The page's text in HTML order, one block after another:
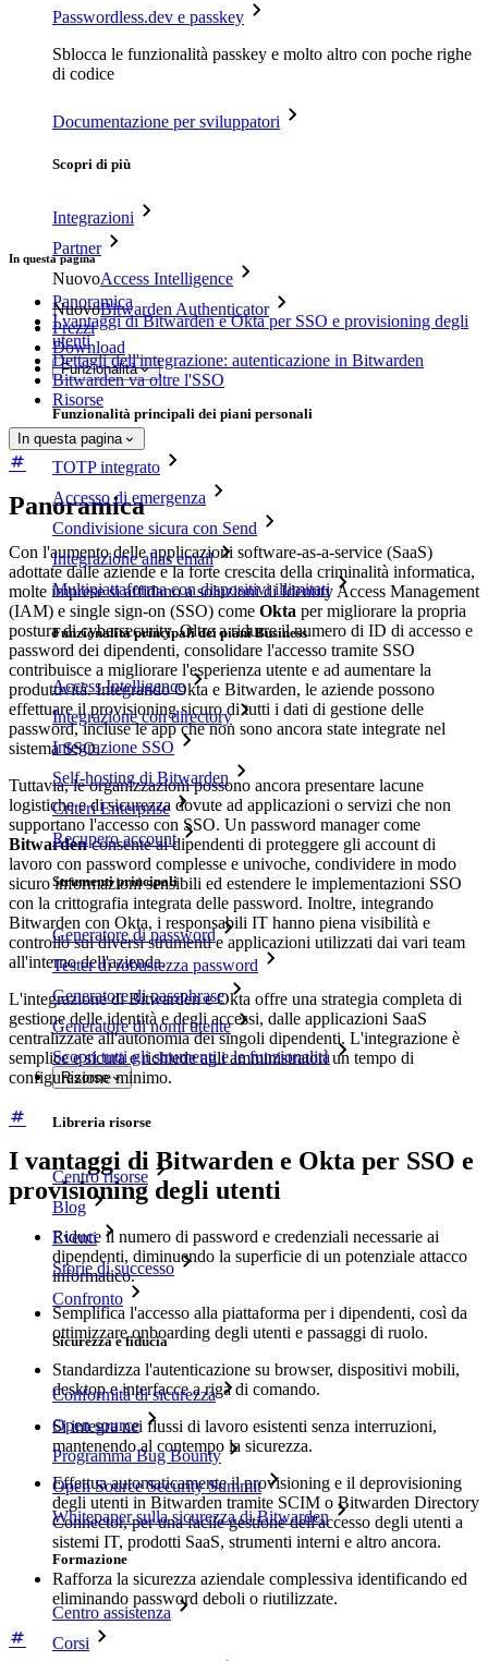
Passwordless.dev e passkey
Sblocca le funzionalità passkey e molto altro con poche righe
di codice
Documentazione per sviluppatori
Scopri di più
Integrazioni
Partner
NuovoAccess Intelligence
NuovoBitwarden Authenticator
Prezzi
Download
Funzionalità
Funzionalità principali dei piani personali
TOTP integrato
Accesso di emergenza
Condivisione sicura con Send
Integrazione alias email
Multipiattaforma con dispositivi illimitati
Funzionalità principali dei piani Business
Access Intelligence
Integrazione con directory
Integrazione SSO
Self-hosting di Bitwarden
Criteri Enterprise
Recupero account
Strumenti principali
Generatore di password
Tester di robustezza password
Generatore di passphrase
Generatore di nomi utente
Scopri tutti gli strumenti e le funzionalità
Risorse
Libreria risorse
Centro risorse
Blog
Eventi
Storie di successo
Confronto
Sicurezza e fiducia
Conformità di sicurezza
Open source
Programma Bug Bounty
Open Source Security Summit
Whitepaper sulla sicurezza di Bitwarden
Formazione
Centro assistenza
Corsi
In questa pagina
Panoramica
I vantaggi di Bitwarden e Okta per SSO e provisioning degli
utenti
Dettagli dell'integrazione: autenticazione in Bitwarden
Bitwarden va oltre l'SSO
Risorse
In questa pagina
Panoramica
Con l'aumento delle applicazioni software-as-a-service (SaaS)
adottate dalle aziende e la forte crescita della criminalità informatica,
molte imprese si affidano a soluzioni di Identity Access Management
(IAM) e single sign-on (SSO) come Okta per migliorare la propria
postura di cybersecurity. Oltre a ridurre il numero di ID di accesso e
password dei dipendenti, consolidare l'accesso tramite SSO
contribuisce a migliorare l'esperienza utente e ad aumentare la
produttività. Integrando Okta e Bitwarden, le aziende possono
effettuare il provisioning sicuro di tutti i dati di gestione delle
password, incluse le app che non sono ancora state integrate nel
sistema SSO.
Tuttavia, le organizzazioni possono ancora presentare lacune
logistiche e di sicurezza dovute ad applicazioni o servizi che non
supportano l'accesso con SSO. Un password manager come
Bitwardenconsente ai dipendenti di proteggere gli account di
lavoro con password complesse e univoche, condividere in modo
sicuro informazioni sensibili ed estendere le implementazioni SSO
con la crittografia integrata delle password. Inoltre, integrando
Bitwarden con Okta, i responsabili IT hanno piena visibilità e
controllo sui diversi strumenti e applicazioni utilizzati dai vari team
all'interno dell'azienda.
L'integrazione di Bitwarden e Okta offre una strategia completa di
gestione delle identità e degli accessi, dalle applicazioni SaaS
centralizzate all'autonomia dei singoli dipendenti. L'integrazione è
semplice e sicura e richiede agli amministratori un tempo di
configurazione minimo.
I vantaggi di Bitwarden e Okta per SSO e
provisioning degli utenti
Riduce il numero di password e credenziali necessarie ai
dipendenti, diminuendo la superficie di un potenziale attacco
informatico.
Semplifica l'accesso alla piattaforma per i dipendenti, così da
ottimizzare onboarding degli utenti e passaggi di ruolo.
Standardizza l'autenticazione su browser, dispositivi mobili,
desktop e interfacce a riga di comando.
Si integra nei flussi di lavoro esistenti senza interruzioni,
mantenendo al contempo la sicurezza.
Effettua automaticamente il provisioning e il deprovisioning
degli utenti in Bitwarden tramite SCIM o Bitwarden Directory
Connector, per una facile gestione dell'accesso degli utenti a
sistemi IT, prodotti SaaS, strumenti interni e altro ancora.
Rafforza la sicurezza aziendale complessiva identificando ed
eliminando password deboli o riutilizzate.